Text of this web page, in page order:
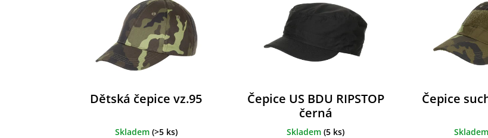
Dětská čepice vz.95
Skladem (>5 ks)
Čepice US BDU RIPSTOP
černá
Skladem(5 ks)
Čepice
Skladem